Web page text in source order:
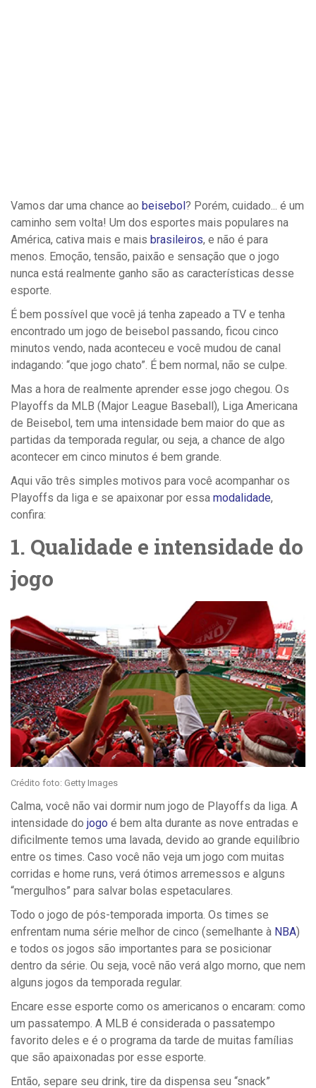
Vamos dar uma chance ao beisebol? Porém, cuidado... é um
caminho sem volta! Um dos esportes mais populares na
América, cativa mais e mais brasileiros, e não é para
menos. Emoção, tensão, paixão e sensação que o jogo
nunca está realmente ganho são as características desse
esporte.
É bem possível que você já tenha zapeado a TV e tenha
encontrado um jogo de beisebol passando, ficou cinco
minutos vendo, nada aconteceu e você mudou de canal
indagando: “que jogo chato”. É bem normal, não se culpe.
Mas a hora de realmente aprender esse jogo chegou. Os
Playoffs da MLB (Major League Baseball), Liga Americana
de Beisebol, tem uma intensidade bem maior do que as
partidas da temporada regular, ou seja, a chance de algo
acontecer em cinco minutos é bem grande.
Aqui vão três simples motivos para você acompanhar os
Playoffs da liga e se apaixonar por essa modalidade,
confira:
1. Qualidade e intensidade do
jogo
Crédito foto: Getty Images
Calma, você não vai dormir num jogo de Playoffs da liga. A
intensidade do jogo é bem alta durante as nove entradas e
dificilmente temos uma lavada, devido ao grande equilíbrio
entre os times. Caso você não veja um jogo com muitas
corridas e home runs, verá ótimos arremessos e alguns
“mergulhos” para salvar bolas espetaculares.
Todo o jogo de pós-temporada importa. Os times se
enfrentam numa série melhor de cinco (semelhante à NBA)
e todos os jogos são importantes para se posicionar
dentro da série. Ou seja, você não verá algo morno, que nem
alguns jogos da temporada regular.
Encare esse esporte como os americanos o encaram: como
um passatempo. A MLB é considerada o passatempo
favorito deles e é o programa da tarde de muitas famílias
que são apaixonadas por esse esporte.
Então, separe seu drink, tire da dispensa seu “snack”